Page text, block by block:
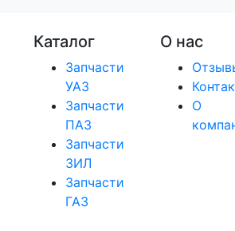
Каталог
Запчасти
УАЗ
Запчасти
ПАЗ
Запчасти
ЗИЛ
Запчасти
ГАЗ
О нас
О